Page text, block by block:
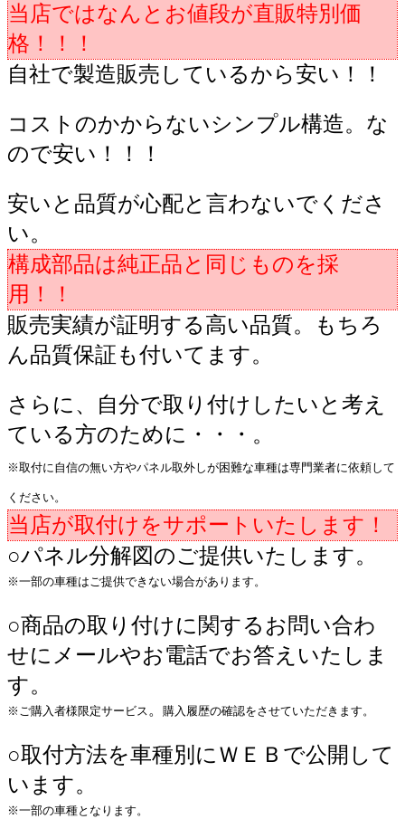
当店ではなんとお値段が直販特別価
格！！！
自社で製造販売しているから安い！！
コストのかからないシンプル構造。な
ので安い！！！
安いと品質が心配と言わないでくださ
い。
構成部品は純正品と同じものを採
用！！
販売実績が証明する高い品質。もちろ
ん品質保証も付いてます。
さらに、自分で取り付けしたいと考え
ている方のために・・・。
※取付に自信の無い方やパネル取外しが困難な車種は専門業者に依頼して
ください。
当店が取付けをサポートいたします！
○パネル分解図のご提供いたします。
※一部の車種はご提供できない場合があります。
○商品の取り付けに関するお問い合わ
せにメールやお電話でお答えいたしま
す。
※ご購入者様限定サービス。 購入履歴の確認をさせていただきます。
○取付方法を車種別にＷＥＢで公開して
います。
※一部の車種となります。